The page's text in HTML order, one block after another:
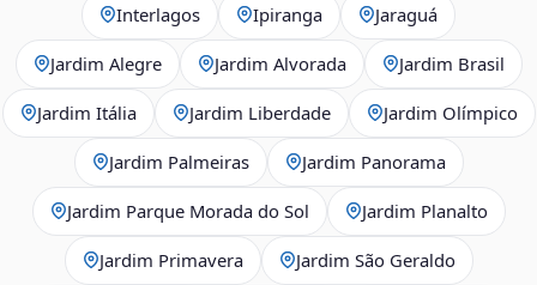
Interlagos Ipiranga Jaraguá
Jardim Alegre Jardim Alvorada Jardim Brasil
Jardim Itália Jardim Liberdade Jardim Olímpico
Jardim Palmeiras Jardim Panorama
Jardim Parque Morada do Sol Jardim Planalto
Jardim Primavera Jardim São Geraldo